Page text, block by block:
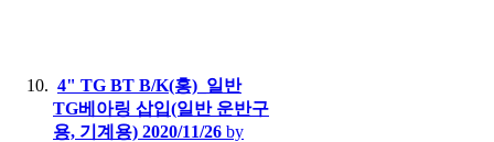
4" TG BT B/K(홍)_일반
TG베아링 삽입(일반 운반구
용, 기계용) 2020/11/26 by